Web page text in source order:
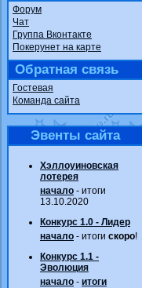
Форум
Чат
Группа Вконтакте
Покерунет на карте
Обратная связь
Гостевая
Команда сайта
Эвенты сайта
Хэллоуиновская
лотерея
начало - итоги
13.10.2020
Конкурс 1.0 - Лидер
начало - итоги скоро!
Конкурс 1.1 -
Эволюция
начало - итоги